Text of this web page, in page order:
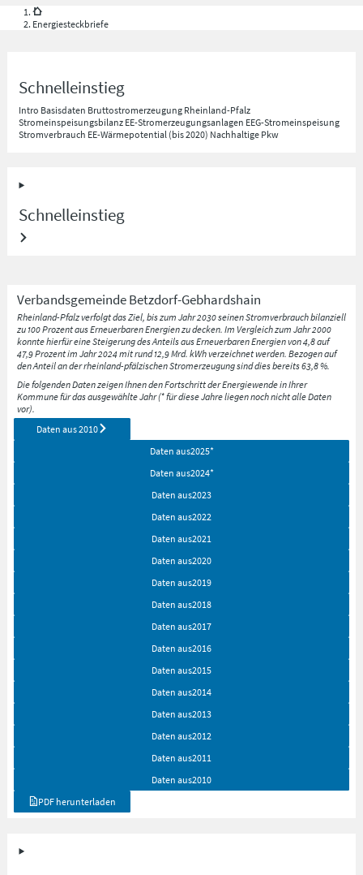
Energiesteckbriefe
Schnelleinstieg
Intro Basisdaten Bruttostromerzeugung Rheinland-Pfalz
Stromeinspeisungsbilanz EE-Stromerzeugungsanlagen EEG-Stromeinspeisung
Stromverbrauch EE-Wärmepotential (bis 2020) Nachhaltige Pkw
Schnelleinstieg
Verbandsgemeinde Betzdorf-Gebhardshain
Rheinland-Pfalz verfolgt das Ziel, bis zum Jahr 2030 seinen Stromverbrauch bilanziell
zu 100 Prozent aus Erneuerbaren Energien zu decken. Im Vergleich zum Jahr 2000
konnte hierfür eine Steigerung des Anteils aus Erneuerbaren Energien von 4,8 auf
47,9 Prozent im Jahr 2024 mit rund 12,9 Mrd. kWh verzeichnet werden. Bezogen auf
den Anteil an der rheinland-pfälzischen Stromerzeugung sind dies bereits 63,8 %.
Die folgenden Daten zeigen Ihnen den Fortschritt der Energiewende in Ihrer
Kommune für das ausgewählte Jahr (* für diese Jahre liegen noch nicht alle Daten
vor).
Daten aus2010
Daten aus2025*
Daten aus2024*
Daten aus2023
Daten aus2022
Daten aus2021
Daten aus2020
Daten aus2019
Daten aus2018
Daten aus2017
Daten aus2016
Daten aus2015
Daten aus2014
Daten aus2013
Daten aus2012
Daten aus2011
Daten aus2010
PDF herunterladen